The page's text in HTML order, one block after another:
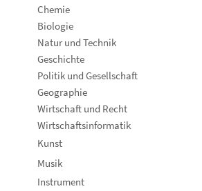
Chemie
Biologie
Natur und Technik
Geschichte
Politik und Gesellschaft
Geographie
Wirtschaft und Recht
Wirtschaftsinformatik
Kunst
Musik
Instrument